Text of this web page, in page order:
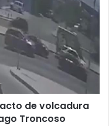
de volcadura
Troncoso